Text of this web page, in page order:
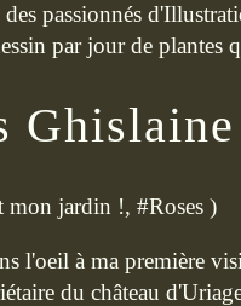
passionnés
par jour de plantes
mon jardin !, #Roses )
l'oeil à ma première
du château